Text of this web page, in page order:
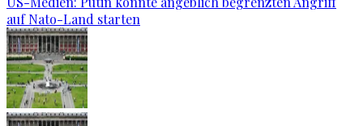
auf Nato-Land starten